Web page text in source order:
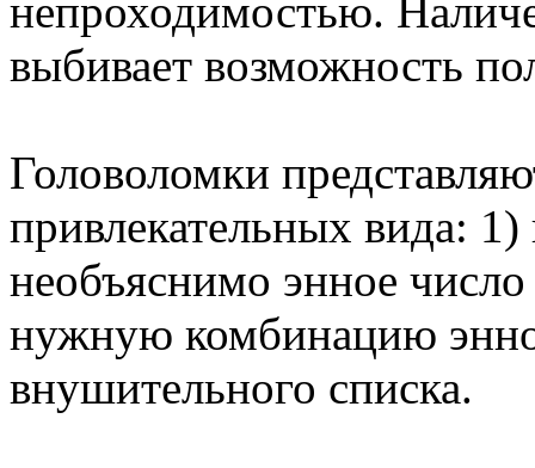
непроходимостью.
выбивает возможность
Головоломки
привлекательных вида:
необъяснимо энное
нужную комбинацию
внушительного списка.